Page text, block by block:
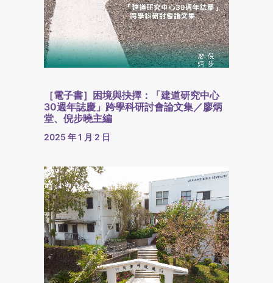
［電子書］困境與抉擇：「建道研究中心
30週年誌慶」跨學科研討會論文集／廖炳
堂、倪步曉主編
2025 年 1 月 2 日